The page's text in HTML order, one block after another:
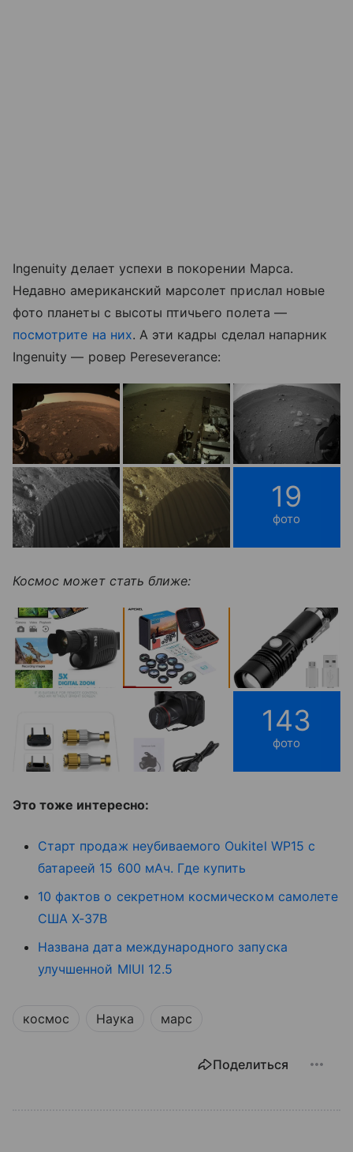
Ingenuity делает успехи в покорении Марса.
Недавно американский марсолет прислал новые
фото планеты с высоты птичьего полета —
посмотрите на них. А эти кадры сделал напарник
Ingenuity — ровер Pereseverance:
19
фото
Космос может стать ближе:
143
фото
Это тоже интересно:
Старт продаж неубиваемого Oukitel WP15 с
батареей 15 600 мАч. Где купить
10 фактов о секретном космическом самолете
США X-37B
Названа дата международного запуска
улучшенной MIUI 12.5
космос Наука марс
Поделиться